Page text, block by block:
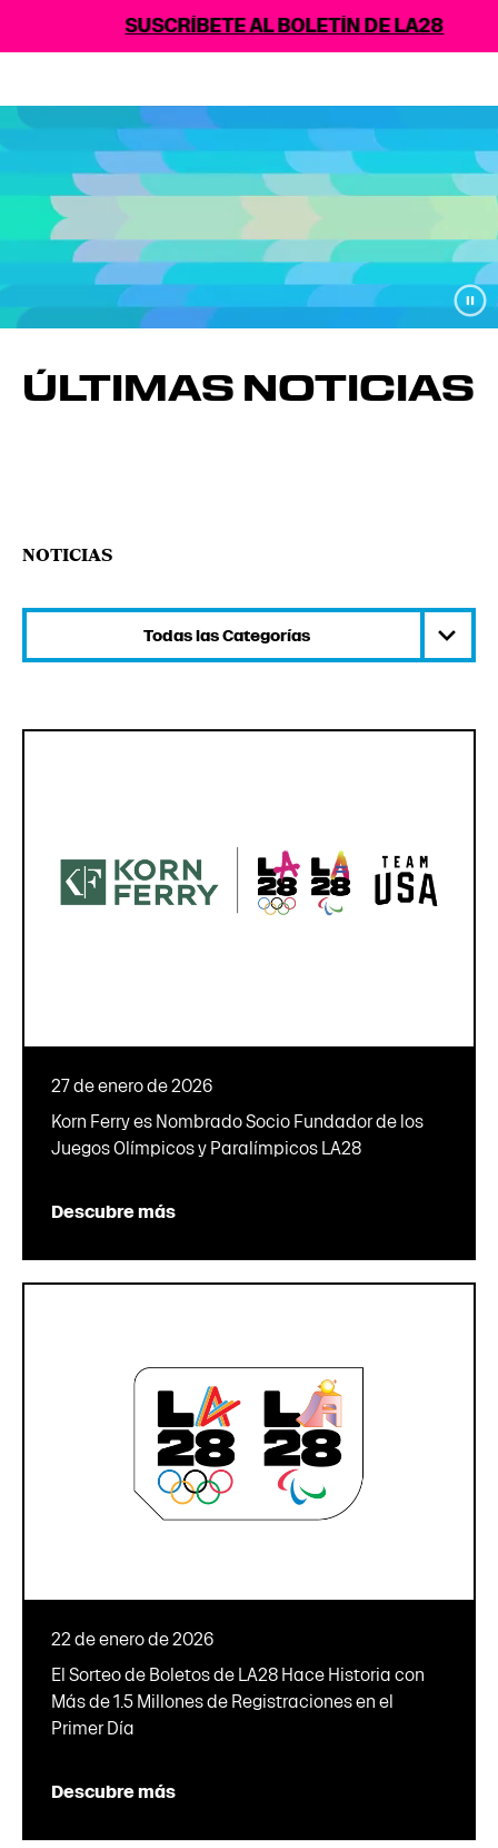
SUSCRÍBETE AL BOLETÍN DE LA28
ÚLTIMAS NOTICIAS
NOTICIAS
27 de enero de 2026
Korn Ferry es Nombrado Socio Fundador de los
Juegos Olímpicos y Paralímpicos LA28
Descubre más
22 de enero de 2026
El Sorteo de Boletos de LA28 Hace Historia con
Más de 1.5 Millones de Registraciones en el
Primer Día
Descubre más